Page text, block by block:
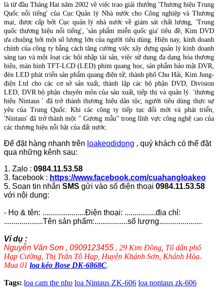
là từ đầu Tháng Hai năm 2002 về việc trao giải thưởng 'Thương hiệu Trung
Quốc nổi tiếng' của Cục Quản lý Nhà nước cho Công nghiệp và Thương
mại, được cấp bởi Cục quản lý nhà nước về giám sát chất lượng, 'Trung
quốc thương hiệu nổi tiếng', 'sản phẩm miễn quốc gia' tiêu đề, Kim DVD
ưa chuộng bởi một số lượng lớn của người tiêu dùng. Hiện nay, kinh doanh
chính của công ty bằng cách tăng cường việc xây dựng quản lý kinh doanh
sáng tạo và một loạt các hội nhập tài sản, việc sử dụng đa dạng hóa thương
hiệu, màn hình TFT-LCD (LED) phim quang học, sản phẩm bảo mật DVR,
đèn LED phát triển sản phẩm quang điện tử, thành phố Chu Hải, Kim Jung-
điện Ltd cho các cơ sở sản xuất, thành lập các bộ phận DVD, Division
LED, DVR bộ phận chuyên môn của sản xuất, tiếp thị và quản lý. 'thương
hiệu Nintaus ' đã trở thành thương hiệu dân tộc, người tiêu dùng thực sự
yêu của Trung Quốc. Khi các công ty tiếp tục đổi mới và phát triển,
'Nintaus' đã trở thành một " Gương mẫu" trong lĩnh vực công nghệ cao của
các thương hiệu nổi bật của đất nước.
Để đặt hàng nhanh trên loakeodidong , quý khách có thể đặt
qua những kênh sau:
1. Zalo : 0984.11.53.58
3. facebook : https://www.facebook.com/cuahangloakeo
5. Soạn tin nhắn SMS gửi vào số điện thoại 0984.11.53.58
với nội dung:
- Họ & tên: ......................Điện thoại: ................địa chỉ:
....................Tên sản phẩm:.................số lượng......................
Ví dụ :
Nguyễn Văn Sơn , 0909123455 , 29 Kim Đồng, Tổ dân phố
Hạp Cường, Thị Trấn Tô Hạp, Huyện Khánh Sơn, Khánh Hòa.
Mua 01 loa kéo Bose DK-6868C.
Tags: loa cam the nho loa Nintaus ZK-606 loa nontaus zk-606